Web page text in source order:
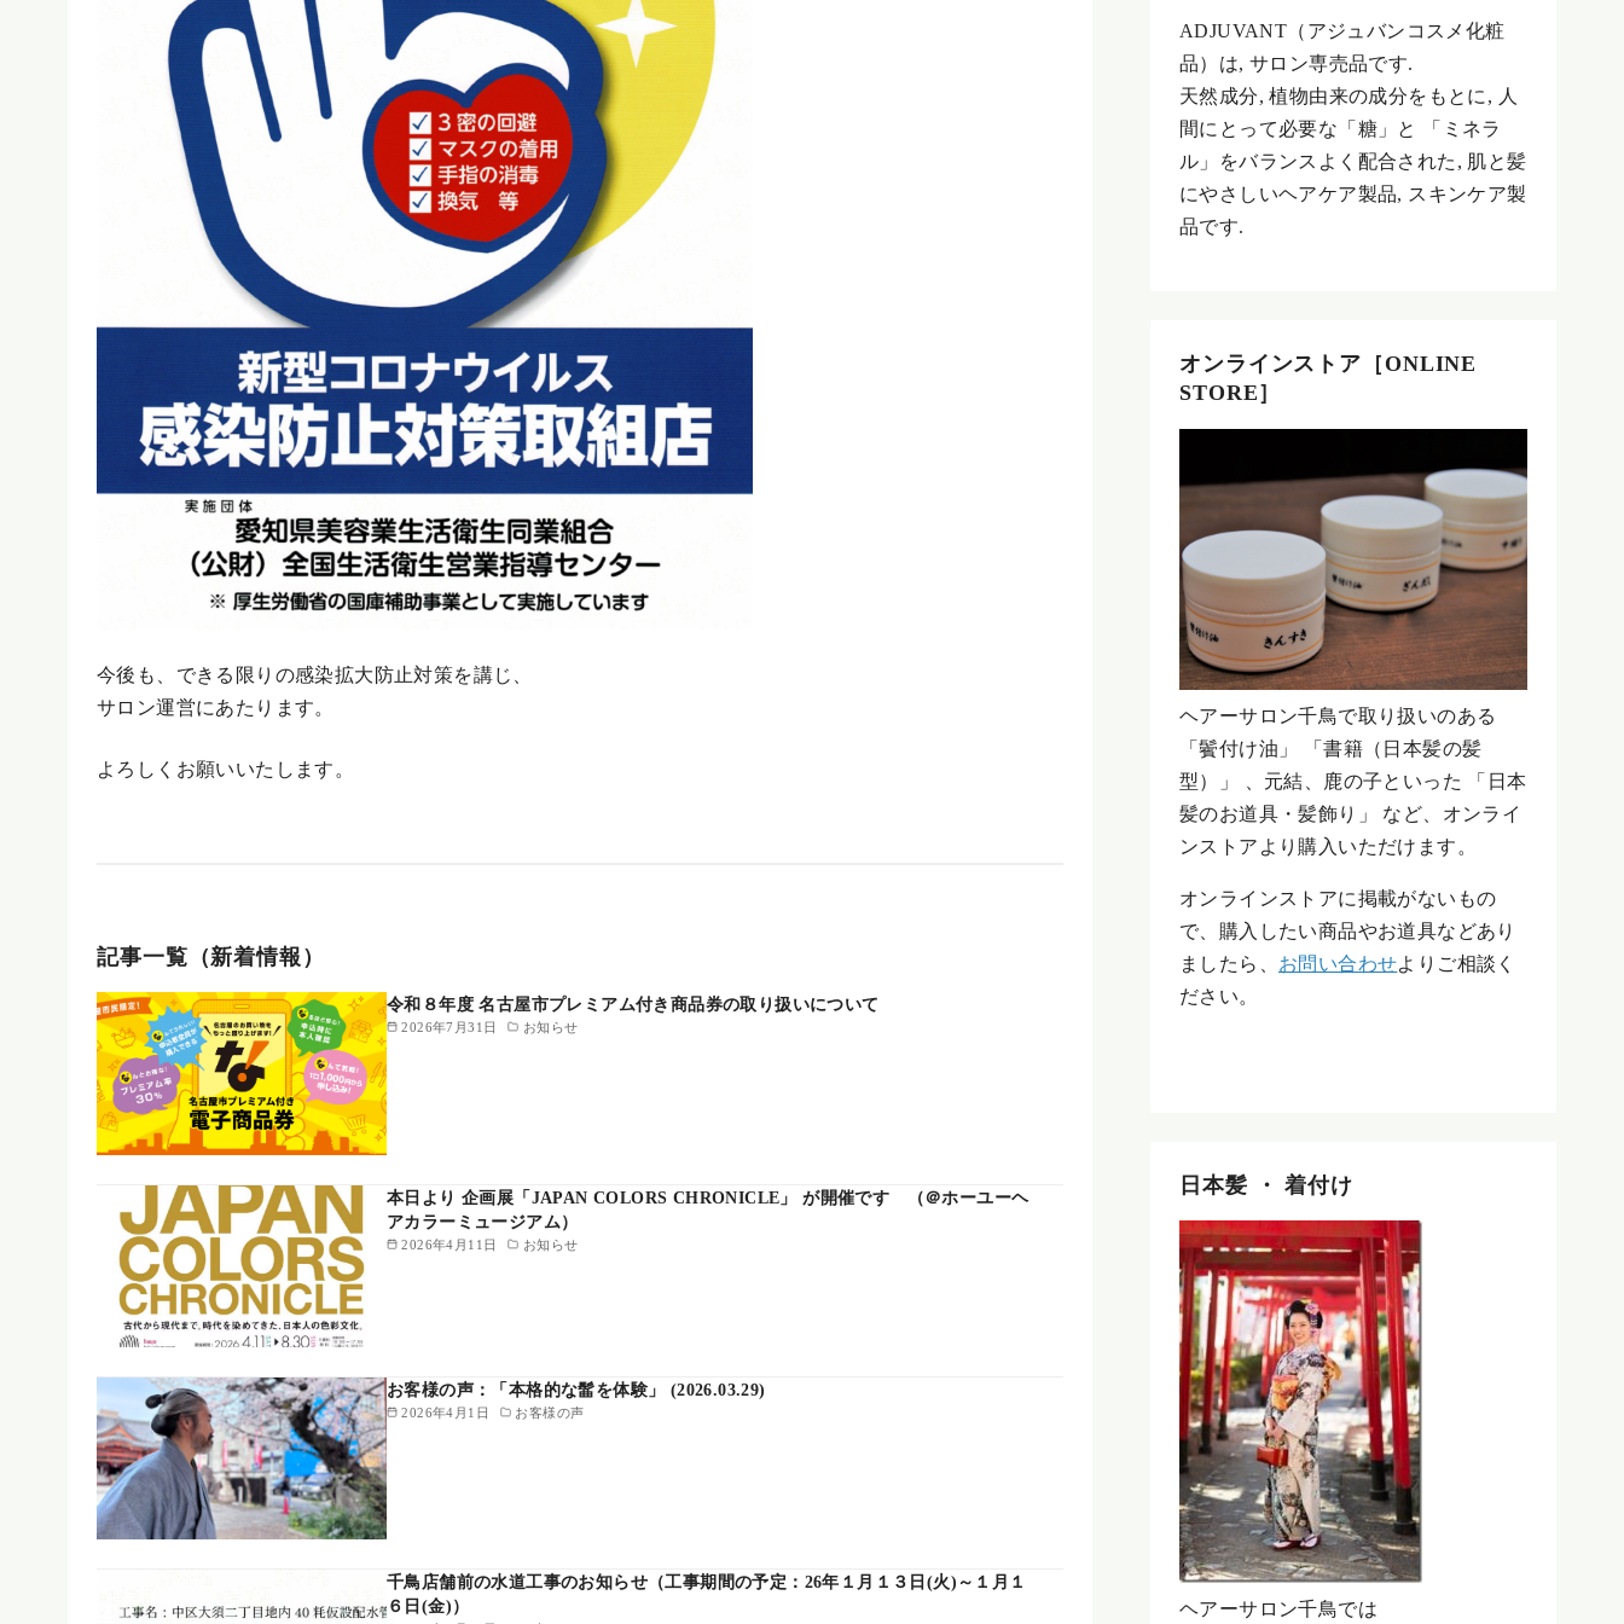
今後も、できる限りの感染拡大防止対策を講じ、
サロン運営にあたります。
よろしくお願いいたします。
記事一覧（新着情報）
2026年7月31日 お知らせ
令和８年度 名古屋市プレミアム付き商品券の取り扱いについて
2026年4月11日 お知らせ
本日より 企画展「JAPAN COLORS CHRONICLE」 が開催です （＠ホーユーヘ
アカラーミュージアム）
2026年4月1日 お客様の声
お客様の声：「本格的な髷を体験」 (2026.03.29)
千鳥店舗前の水道工事のお知らせ（工事期間の予定：26年１月１３日(火)～１月１
６日(金)）
ADJUVANT（アジュバンコスメ化粧
品）は, サロン専売品です.
天然成分, 植物由来の成分をもとに, 人
間にとって必要な「糖」と 「ミネラ
ル」をバランスよく配合された, 肌と髪
にやさしいヘアケア製品, スキンケア製
品です.
オンラインストア［ONLINE
STORE］
ヘアーサロン千鳥で取り扱いのある
「鬢付け油」 「書籍（日本髪の髪
型）」 、元結、鹿の子といった 「日本
髪のお道具・髪飾り」 など、オンライ
ンストアより購入いただけます。
オンラインストアに掲載がないもの
で、購入したい商品やお道具などあり
ましたら、 お問い合わせよりご相談く
ださい。
日本髪 ・ 着付け
ヘアーサロン千鳥では